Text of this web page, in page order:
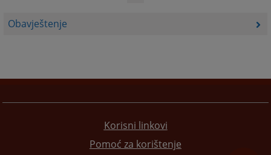
Obavještenje
Korisni linkovi
Pomoć za korištenje